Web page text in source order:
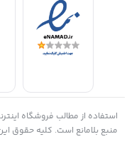
استفاده از مطالب فروشگاه
منبع بلامانع است. کلیه حقوق